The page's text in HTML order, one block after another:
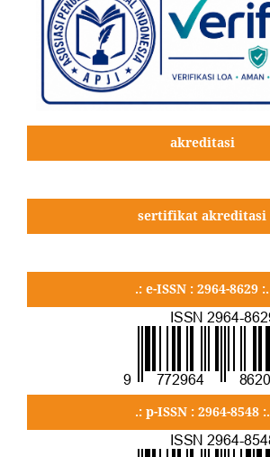
akreditasi
sertifikat akreditasi
.: e-ISSN : 2964-8629 :.
.: p-ISSN : 2964-8548 :.